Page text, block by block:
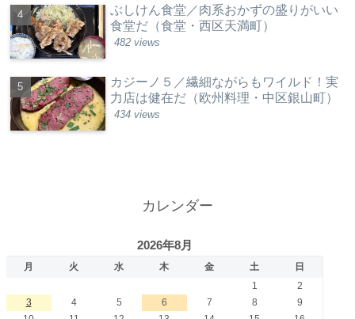
ぶしけん食堂／肉系おかずの盛りがいい
食堂だ（食堂・西区天満町）
482 views
カジーノ５／繊細ながらもワイルド！実
力店は健在だ（欧州料理・中区銀山町）
434 views
カレンダー
2026年8月
月 火 水 木 金 土
日
1
2
3
4 5 6 7 8
9